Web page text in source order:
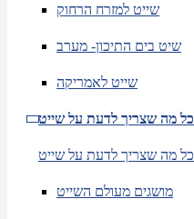
שייט למזרח הרחוק
שיט בים התיכון- מערב
שייט לאמריקה
כל מה שצריך לדעת על שייט
כל מה שצריך לדעת על שייט
מושגים מעולם השייט